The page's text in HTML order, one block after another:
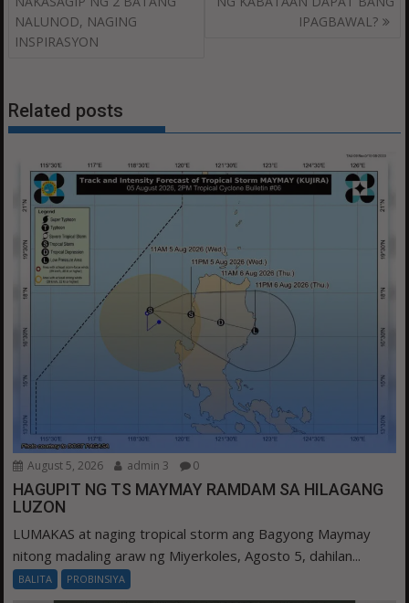
NALUNOD, NAGING
INSPIRASYON
IPAGBAWAL?
Related posts
August 5, 2026 admin 3 0
HAGUPIT NG TS MAYMAY RAMDAM SA HILAGANG
LUZON
LUMAKAS at naging tropical storm ang Bagyong Maymay
nitong madaling araw ng Miyerkoles, Agosto 5, dahilan...
BALITA PROBINSIYA